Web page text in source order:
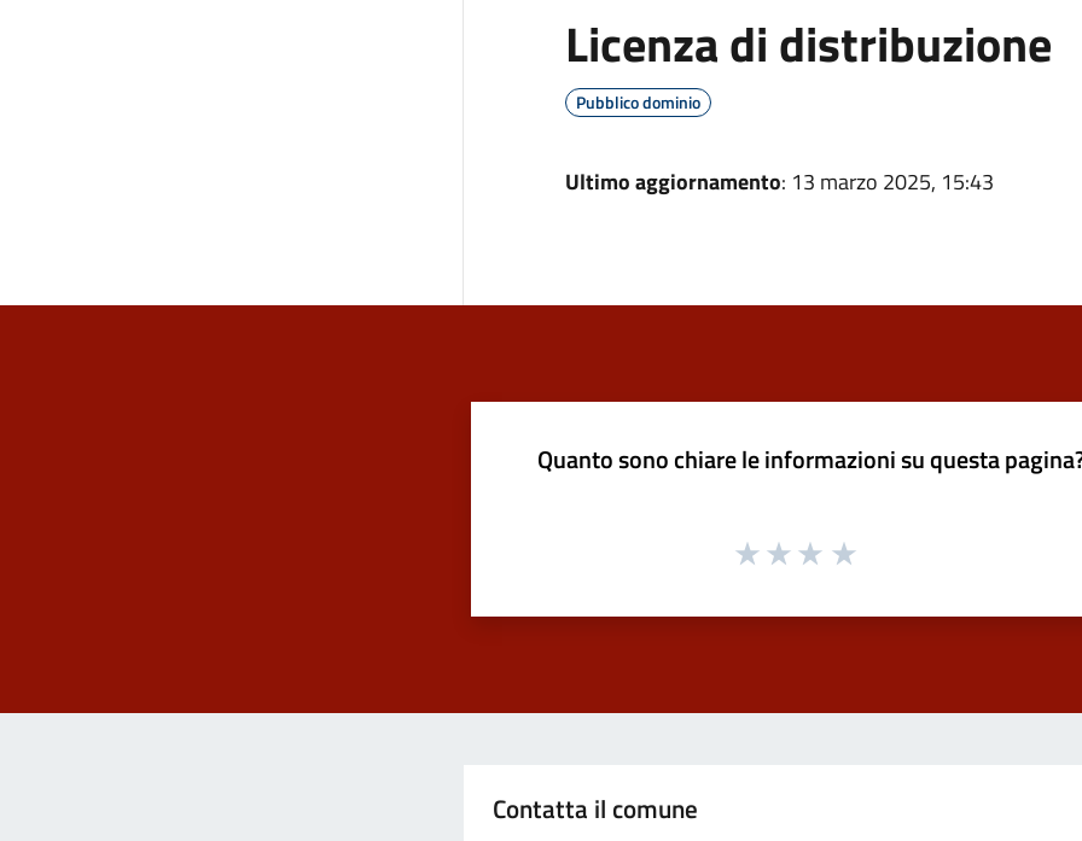
Licenza di distribuzione
Pubblico dominio
Ultimo aggiornamento: 13 marzo 2025, 15:43
Quanto sono chiare le informazioni su questa
Contatta il comune